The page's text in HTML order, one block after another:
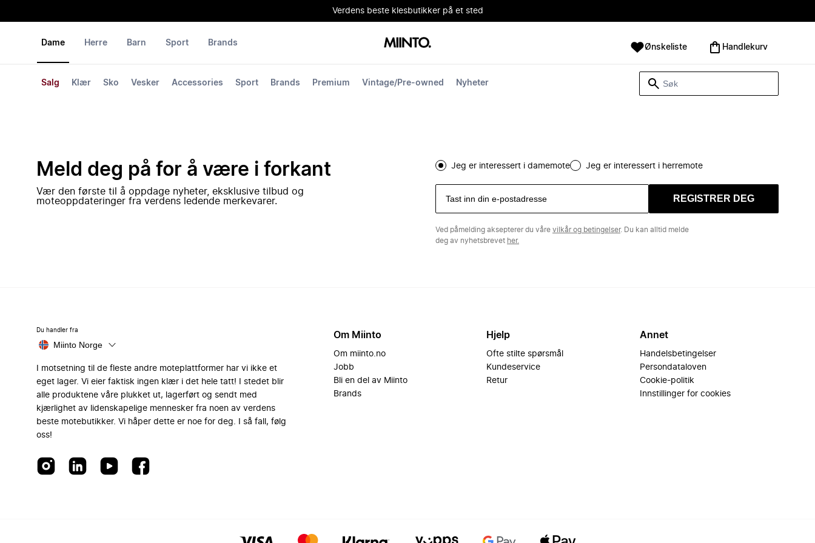
Verdens beste klesbutikker på et sted
Dame
Salg Klær Sko Vesker Accessories Sport Brands Premium Vintage/Pre-owned Nyheter
Herre Barn Sport Brands Ønskeliste Handlekurv
Meld deg på for å være i forkant
Vær den første til å oppdage nyheter, eksklusive tilbud og
moteoppdateringer fra verdens ledende merkevarer.
Jeg er interessert i damemote Jeg er interessert i herremote
REGISTRER DEG
Ved påmelding aksepterer du våre vilkår og betingelser. Du kan alltid melde
deg av nyhetsbrevet her.
Du handler fra
Miinto Norge
I motsetning til de fleste andre moteplattformer har vi ikke et
eget lager. Vi eier faktisk ingen klær i det hele tatt! I stedet blir
alle produktene våre plukket ut, lagerført og sendt med
kjærlighet av lidenskapelige mennesker fra noen av verdens
beste motebutikker. Vi håper dette er noe for deg. I så fall, følg
oss!
Om Miinto
Om miinto.no
Jobb
Bli en del av Miinto
Brands
Hjelp
Ofte stilte spørsmål
Kundeservice
Retur
Annet
Handelsbetingelser
Persondataloven
Cookie-politik
Innstillinger for cookies